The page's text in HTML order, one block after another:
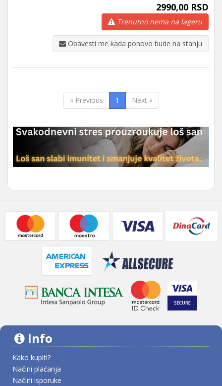
2990,00 RSD
Trenutno nema na lageru
Obavesti me kada ponovo bude na stanju
« Previous 1 Next »
Info
Kako kupiti?
Načini plaćanja
Načini isporuke